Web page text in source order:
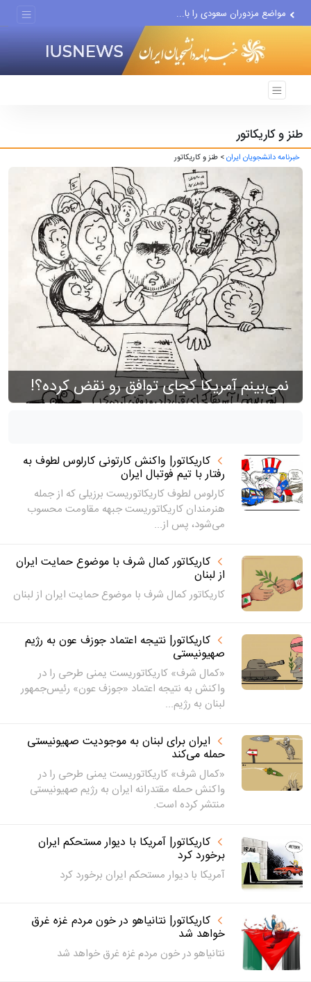
مواضع مزدوران سعودی را با...
طنز و کاریکاتور
خبرنامه دانشجویان ایران> طنز و کاریکاتور
نمی‌بینم آمریکا کجای توافق رو نقض کرده؟!
کاریکاتور| واکنش کارتونی کارلوس لطوف به
رفتار با تیم فوتبال ایران
کارلوس لطوف کاریکاتوریست برزیلی که از جمله
هنرمندان کاریکاتوریست جبهه مقاومت محسوب
می‌شود، پس از...
کاریکاتور کمال شرف با موضوع حمایت ایران
از لبنان
کاریکاتور کمال شرف با موضوع حمایت ایران از لبنان
کاریکاتور| نتیجه اعتماد جوزف عون به رژیم
صهیونیستی
«کمال شرف» کاریکاتوریست یمنی طرحی را در
واکنش به نتیجه اعتماد «جوزف عون» رئیس‌جمهور
لبنان به رژیم...
ایران برای لبنان به موجودیت صهیونیستی
حمله می‌کند
«کمال شرف» کاریکاتوریست یمنی طرحی را در
واکنش حمله مقتدرانه ایران به رژیم صهیونیستی
منتشر کرده است.
کاریکاتور| آمریکا با دیوار مستحکم ایران
برخورد کرد
آمریکا با دیوار مستحکم ایران برخورد کرد
کاریکاتور| نتانیاهو در خون مردم غزه غرق
خواهد شد
نتانیاهو در خون مردم غزه غرق خواهد شد